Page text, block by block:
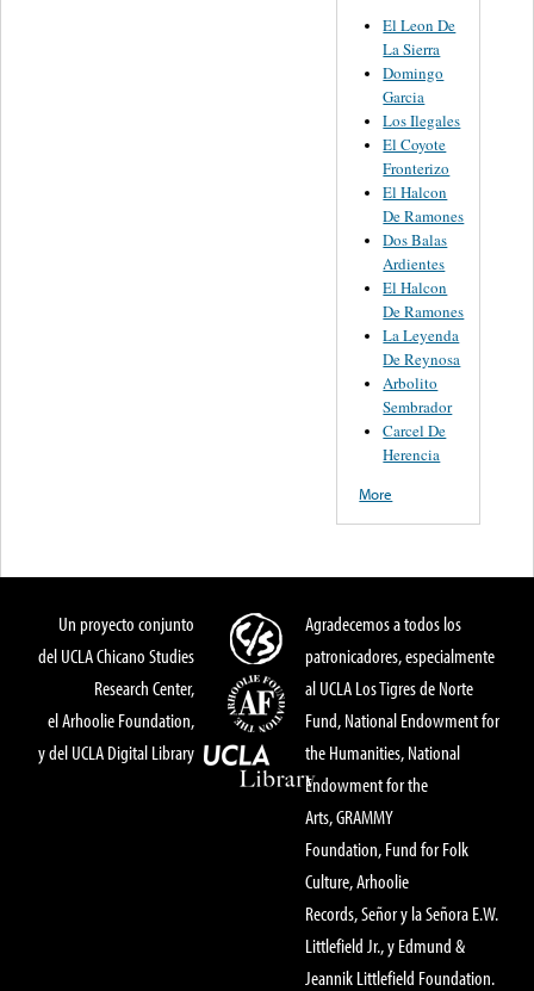
El Leon De
La Sierra
Domingo
Garcia
Los Ilegales
El Coyote
Fronterizo
El Halcon
De Ramones
Dos Balas
Ardientes
El Halcon
De Ramones
La Leyenda
De Reynosa
Arbolito
Sembrador
Carcel De
Herencia
More
Un proyecto conjunto
del UCLA Chicano Studies
Research Center,
el Arhoolie Foundation,
y del UCLA Digital Library
Agradecemos a todos los
patronicadores, especialmente
al UCLA Los Tigres de Norte
Fund, National Endowment for
the Humanities, National
Endowment for the
Arts, GRAMMY
Foundation, Fund for Folk
Culture, Arhoolie
Records, Señor y la Señora E.W.
Littlefield Jr., y Edmund &
Jeannik Littlefield Foundation.